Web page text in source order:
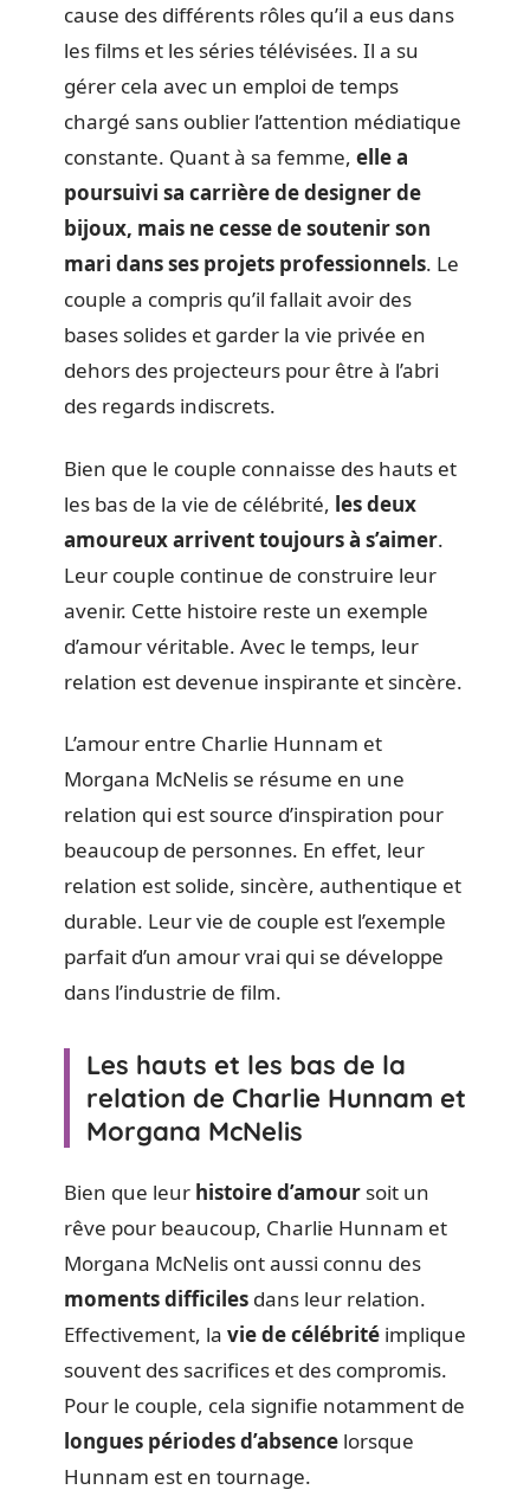
cause des différents rôles qu’il a eus dans
les films et les séries télévisées. Il a su
gérer cela avec un emploi de temps
chargé sans oublier l’attention médiatique
constante. Quant à sa femme, elle a
poursuivi sa carrière de designer de
bijoux, mais ne cesse de soutenir son
mari dans ses projets professionnels. Le
couple a compris qu’il fallait avoir des
bases solides et garder la vie privée en
dehors des projecteurs pour être à l’abri
des regards indiscrets.
Bien que le couple connaisse des hauts et
les bas de la vie de célébrité, les deux
amoureux arrivent toujours à s’aimer.
Leur couple continue de construire leur
avenir. Cette histoire reste un exemple
d’amour véritable. Avec le temps, leur
relation est devenue inspirante et sincère.
L’amour entre Charlie Hunnam et
Morgana McNelis se résume en une
relation qui est source d’inspiration pour
beaucoup de personnes. En effet, leur
relation est solide, sincère, authentique et
durable. Leur vie de couple est l’exemple
parfait d’un amour vrai qui se développe
dans l’industrie de film.
Les hauts et les bas de la
relation de Charlie Hunnam et
Morgana McNelis
Bien que leur histoire d’amour soit un
rêve pour beaucoup, Charlie Hunnam et
Morgana McNelis ont aussi connu des
moments difficiles dans leur relation.
Effectivement, la vie de célébrité implique
souvent des sacrifices et des compromis.
Pour le couple, cela signifie notamment de
longues périodes d’absence lorsque
Hunnam est en tournage.